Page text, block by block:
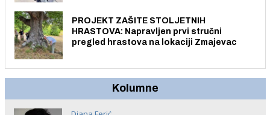
PROJEKT ZAŠITE STOLJETNIH
HRASTOVA: Napravljen prvi stručni
pregled hrastova na lokaciji Zmajevac
Kolumne